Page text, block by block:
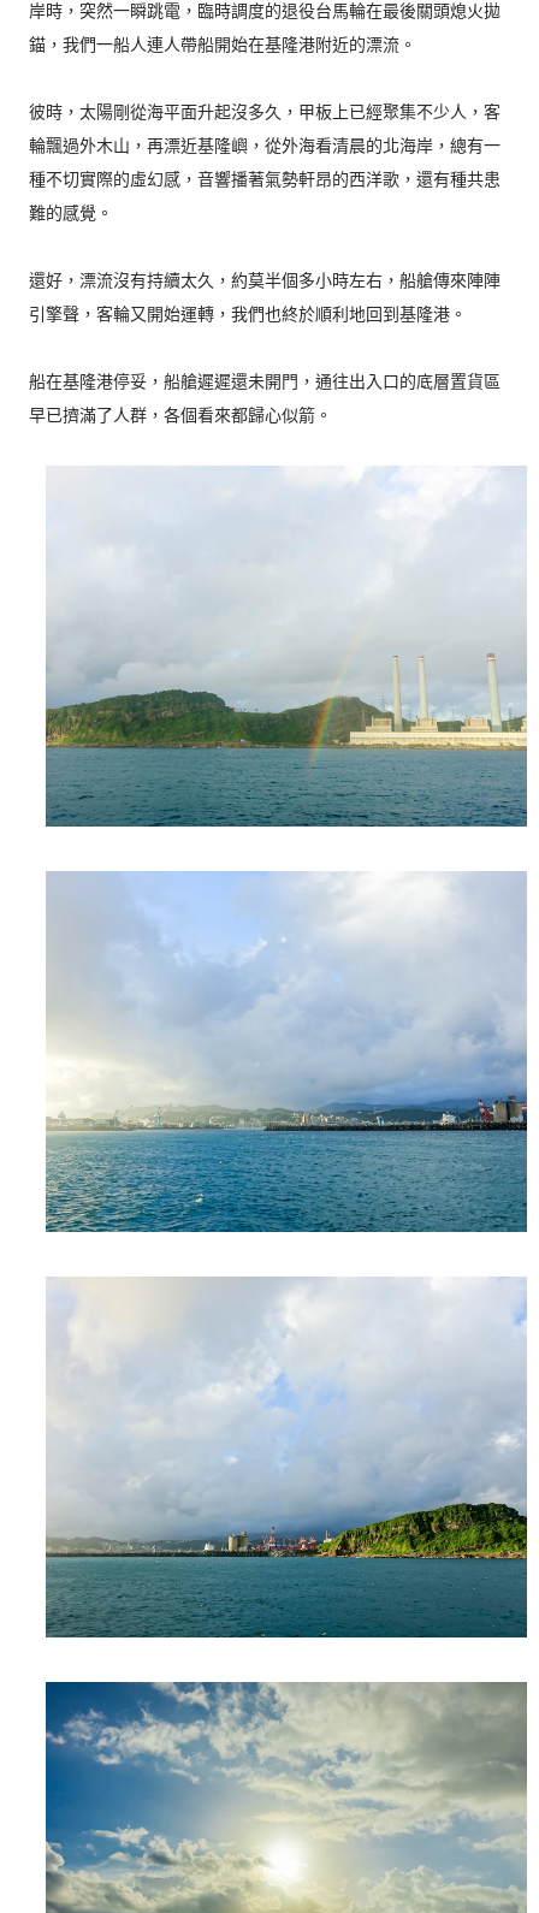
岸時，突然一瞬跳電，臨時調度的退役台馬輪在最後關頭熄火拋
錨，我們一船人連人帶船開始在基隆港附近的漂流。
彼時，太陽剛從海平面升起沒多久，甲板上已經聚集不少人，客
輪飄過外木山，再漂近基隆嶼，從外海看清晨的北海岸，總有一
種不切實際的虛幻感，音響播著氣勢軒昂的西洋歌，還有種共患
難的感覺。
還好，漂流沒有持續太久，約莫半個多小時左右，船艙傳來陣陣
引擎聲，客輪又開始運轉，我們也終於順利地回到基隆港。
船在基隆港停妥，船艙遲遲還未開門，通往出入口的底層置貨區
早已擠滿了人群，各個看來都歸心似箭。